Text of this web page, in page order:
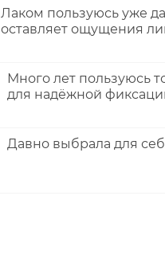
Лаком пользуюсь уже
оставляет ощущения
Много лет пользуюсь
для надёжной
Давно выбрала для